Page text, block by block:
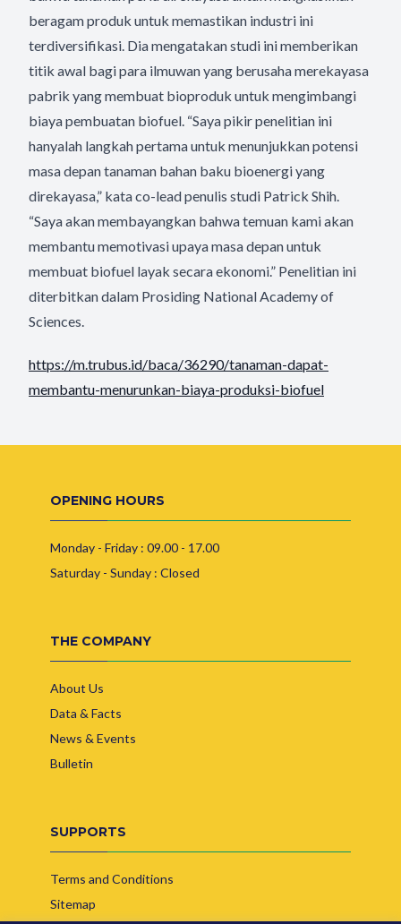
beragam produk untuk memastikan industri ini
terdiversifikasi. Dia mengatakan studi ini memberikan
titik awal bagi para ilmuwan yang berusaha merekayasa
pabrik yang membuat bioproduk untuk mengimbangi
biaya pembuatan biofuel. “Saya pikir penelitian ini
hanyalah langkah pertama untuk menunjukkan potensi
masa depan tanaman bahan baku bioenergi yang
direkayasa,” kata co-lead penulis studi Patrick Shih.
“Saya akan membayangkan bahwa temuan kami akan
membantu memotivasi upaya masa depan untuk
membuat biofuel layak secara ekonomi.” Penelitian ini
diterbitkan dalam Prosiding National Academy of
Sciences.
https://m.trubus.id/baca/36290/tanaman-dapat-
membantu-menurunkan-biaya-produksi-biofuel
OPENING HOURS
Monday - Friday : 09.00 - 17.00
Saturday - Sunday : Closed
THE COMPANY
About Us
Data & Facts
News & Events
Bulletin
SUPPORTS
Terms and Conditions
Sitemap